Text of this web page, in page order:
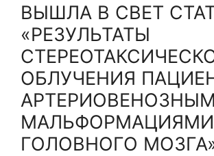
ВЫШЛА В СВЕТ
«РЕЗУЛЬТАТЫ
ОБЛУЧЕНИЯ
МАЛЬФОРМАЦИЯМИ
ГОЛОВНОГО